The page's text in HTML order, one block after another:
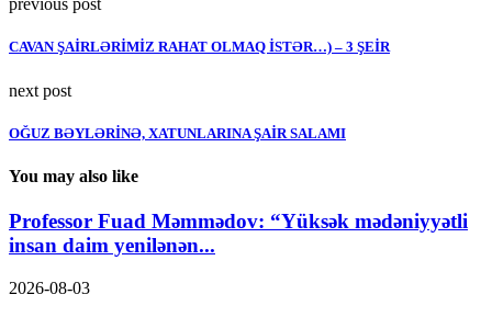
previous post
CAVAN ŞAİRLƏRİMİZ RAHAT OLMAQ İSTƏR…) – 3 ŞEİR
next post
OĞUZ BƏYLƏRİNƏ, XATUNLARINA ŞAİR SALAMI
You may also like
Professor Fuad Məmmədov: “Yüksək mədəniyyətli
insan daim yenilənən...
2026-08-03